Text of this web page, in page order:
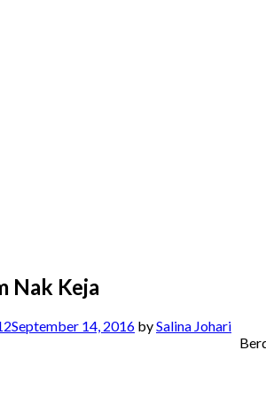
Nak Keja
September 14, 2016 bySalina Johari